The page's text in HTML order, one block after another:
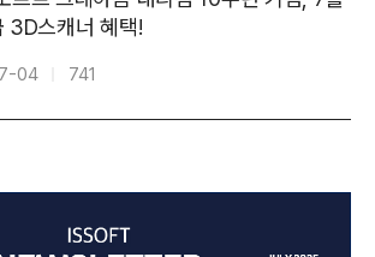
3D스캐너 혜택!
04 741